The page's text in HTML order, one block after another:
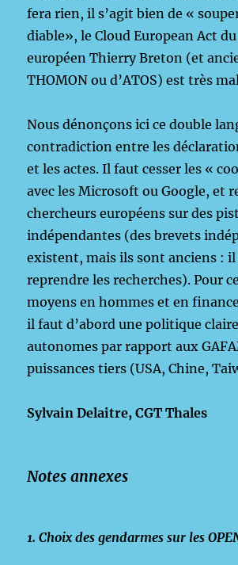
fera rien, il s’agit bien de «
diable», le Cloud European Act
européen Thierry Breton (et
THOMON ou d’ATOS) est très
Nous dénonçons ici ce double
contradiction entre les
et les actes. Il faut cesser les «
avec les Microsoft ou Google, et
chercheurs européens sur des
indépendantes (des brevets
existent, mais ils sont anciens :
reprendre les recherches). Pour
moyens en hommes et en
il faut d’abord une politique
autonomes par rapport aux
puissances tiers (USA, Chine,
Sylvain Delaitre, CGT Thales
Notes annexes
1. Choix des gendarmes sur les